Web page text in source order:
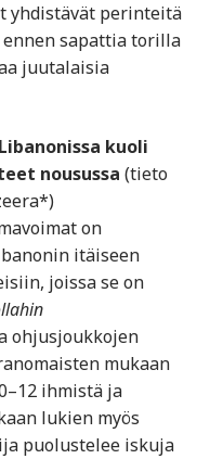
yhdistävät perinteitä
sapattia torilla
juutalaisia
kuoli
nousussa (tieto
on
itäiseen
joissa se on
ohjusjoukkojen
mukaan
ihmistä ja
lukien myös
puolustelee iskuja